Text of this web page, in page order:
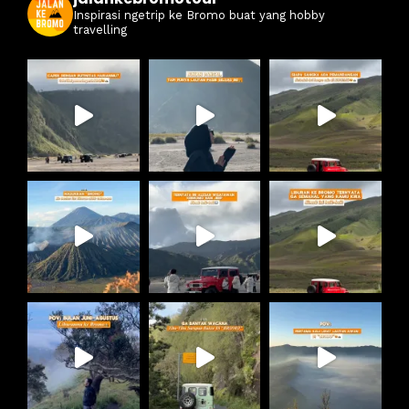
Inspirasi ngetrip ke Bromo buat yang hobby
travelling